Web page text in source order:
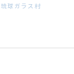
琉球ガラス村